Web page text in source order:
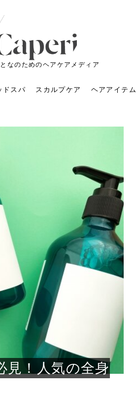
なのためのヘアケアメディア
朝の5分が変わる！寝癖がつ
かない予防方法と時短寝癖
新生活シーズン、朝の身支度を少しで
も短くしたい人は多いはず。じつは寝
癖は、...
かえで
もっと見る
ツヤと透明感で垢抜ける！
自然なヘアカラーで作る
職場で浮かない落ち着いたトーンにし
たいけれど、どこか垢抜けた印象にし
たいと...
さくら
もっと見る
ルーズウェーブとは？2026
年の注目スタイルと長さ別
2026年はレイヤーカットを使った髪型
のトレンドと重なり、ルーズウェーブ
かえで
もっと見る
お気に入りのお店が倒産し
た後の美容室の探し方！失
美容室を倒産する数が増えているとい
うニュースがありました。もともと美
容室の...
かえで
もっと見る
ドスパ
頭皮を刺激してお顔のリフ
トアップ♪毎日こつこつカン
毎日のちょっとした習慣で小顔は作れ
る！頭のこりをほぐしてフェイスライ
ンのリ...
chicca
もっと見る
スカルプケア
頭皮マッサージで目がぱっ
ちりする理由は？具体的な
目元の印象を左右するのは目そのもの
ではなく、頭皮の状態かもしれませ
ん。以下...
メガネ
もっと見る
ヘアアイテム
アイロンが苦手でも大丈
夫！ブラッシング感覚で使
ヘアアイロンを使うのが苦手、火傷が
怖いと感じている方はいないでしょう
か？そ...
さくら
もっと見る
V3ファンデーションは危な
い？針の仕組み・全4種比
メイクをしている時間も、スキンケア
の時間に変えるという発想から生まれ
たのが...
あかり
もっと見る
リンパマッサージと経絡マ
ッサージの違いとは？効果
サロンのメニューを見ていると、「リ
ンパマッサージ」の他に「経絡マッサ
ージ」...
あかり
もっと見る
子供の脱毛、日焼け肌はN
G？親子で学ぶ、安心・安全
「ムダ毛が気になる」とお子さんが悩
んでいる姿を見て、エステ脱毛を検討
し始め...
あおい
もっと見る
そのネイル、本当に似合っ
てる？指先をきれいに見え
SNSや雑誌で見かけた素敵なネイルデ
ザインを、いざ自分の爪に試してみた
さな
もっと見る
ルルルン ハイドラのどれが
良い？その違いは？PDRN
ルルルン ハイドラシリーズを使いたい
けれど、種類が多くてどれを選べばい
いか...
さな
その医療ダイエット、後悔
しませんか？失敗する人の
共通点...
医師の管理のもと、科学的根拠に基づ
いて行う「医療ダイエット」は、自己
流のダ...
さな
見！人気の全身